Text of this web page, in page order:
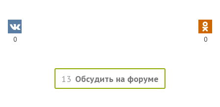
0 0
13 Обсудить на форуме